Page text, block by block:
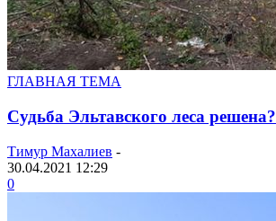
ГЛАВНАЯ ТЕМА
Судьба Эльтавского леса решена?
Тимур Махалиев -
30.04.2021 12:29
0